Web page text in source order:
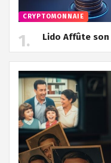
CRYPTOMONNAIE
Lido Affûte son